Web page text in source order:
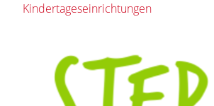
Kindertageseinrichtungen